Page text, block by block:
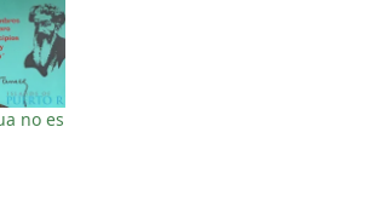
no es